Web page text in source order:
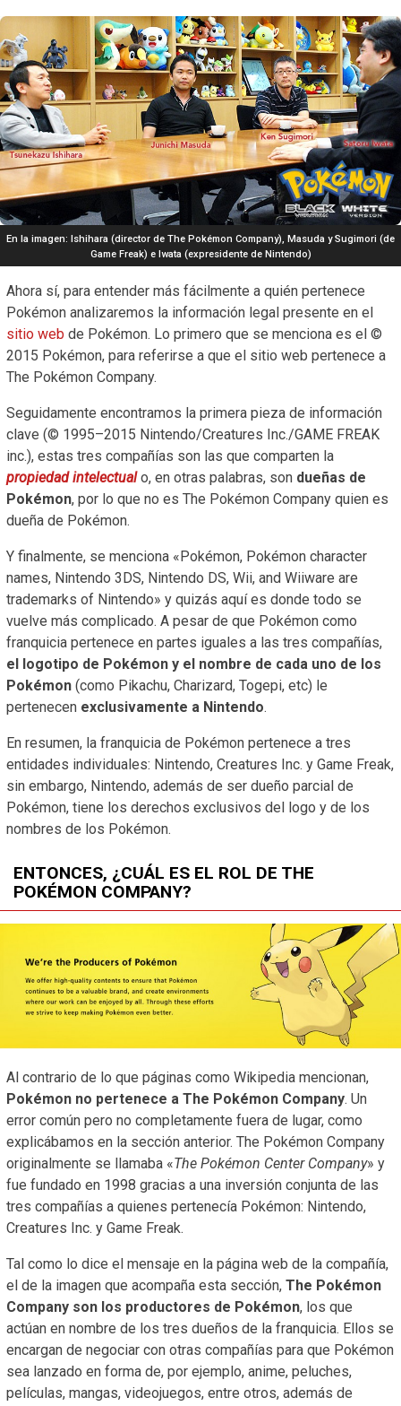
En la imagen: Ishihara (director de The Pokémon Company), Masuda y Sugimori (de
Game Freak) e Iwata (expresidente de Nintendo)
Ahora sí, para entender más fácilmente a quién pertenece
Pokémon analizaremos la información legal presente en el
sitio web de Pokémon. Lo primero que se menciona es el ©
2015 Pokémon, para referirse a que el sitio web pertenece a
The Pokémon Company.
Seguidamente encontramos la primera pieza de información
clave (© 1995–2015 Nintendo/Creatures Inc./GAME FREAK
inc.), estas tres compañías son las que comparten la
propiedad intelectualo, en otras palabras, son dueñas de
Pokémon, por lo que no es The Pokémon Company quien es
dueña de Pokémon.
Y finalmente, se menciona «Pokémon, Pokémon character
names, Nintendo 3DS, Nintendo DS, Wii, and Wiiware are
trademarks of Nintendo» y quizás aquí es donde todo se
vuelve más complicado. A pesar de que Pokémon como
franquicia pertenece en partes iguales a las tres compañías,
el logotipo de Pokémon y el nombre de cada uno de los
Pokémon (como Pikachu, Charizard, Togepi, etc) le
pertenecen exclusivamente a Nintendo.
En resumen, la franquicia de Pokémon pertenece a tres
entidades individuales: Nintendo, Creatures Inc. y Game Freak,
sin embargo, Nintendo, además de ser dueño parcial de
Pokémon, tiene los derechos exclusivos del logo y de los
nombres de los Pokémon.
ENTONCES, ¿CUÁL ES EL ROL DE THE
POKÉMON COMPANY?
Al contrario de lo que páginas como Wikipedia mencionan,
Pokémon no pertenece a The Pokémon Company. Un
error común pero no completamente fuera de lugar, como
explicábamos en la sección anterior. The Pokémon Company
originalmente se llamaba «The Pokémon Center Company» y
fue fundado en 1998 gracias a una inversión conjunta de las
tres compañías a quienes pertenecía Pokémon: Nintendo,
Creatures Inc. y Game Freak.
Tal como lo dice el mensaje en la página web de la compañía,
el de la imagen que acompaña esta sección, The Pokémon
Company son los productores de Pokémon, los que
actúan en nombre de los tres dueños de la franquicia. Ellos se
encargan de negociar con otras compañías para que Pokémon
sea lanzado en forma de, por ejemplo, anime, peluches,
películas, mangas, videojuegos, entre otros, además de